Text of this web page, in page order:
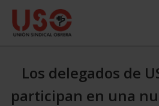
Los delegados de
participan en una